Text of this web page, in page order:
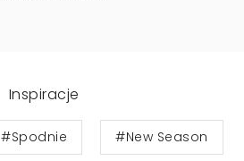
Inspiracje
#Spodnie #New Season